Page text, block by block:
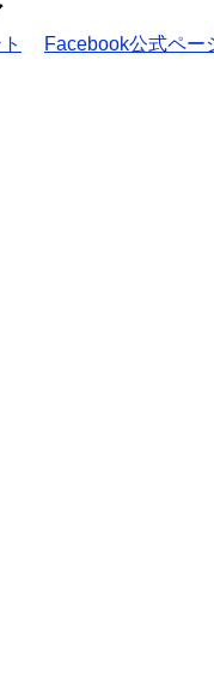
Facebook公式ペー